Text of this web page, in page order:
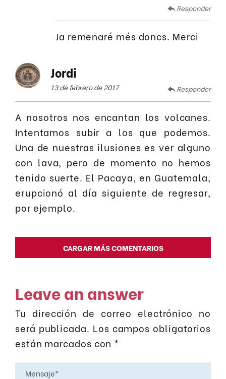
Responder
Ja remenaré més doncs. Merci
Jordi
13 de febrero de 2017 Responder
A nosotros nos encantan los volcanes.
Intentamos subir a los que podemos.
Una de nuestras ilusiones es ver alguno
con lava, pero de momento no hemos
tenido suerte. El Pacaya, en Guatemala,
erupcionó al día siguiente de regresar,
por ejemplo.
CARGAR MÁS COMENTARIOS
Leave an answer
Tu dirección de correo electrónico no
será publicada. Los campos obligatorios
están marcados con *